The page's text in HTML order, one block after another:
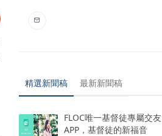
精選新聞稿 最新新聞稿
FLOC唯一基督徒專屬交友
APP，基督徒的新福音